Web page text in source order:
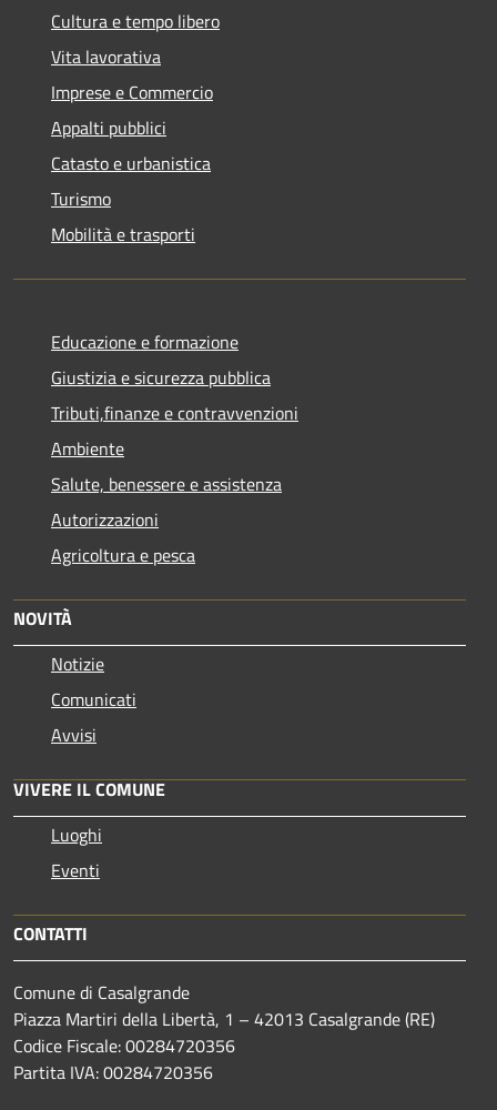
Cultura e tempo libero
Vita lavorativa
Imprese e Commercio
Appalti pubblici
Catasto e urbanistica
Turismo
Mobilità e trasporti
Educazione e formazione
Giustizia e sicurezza pubblica
Tributi,finanze e contravvenzioni
Ambiente
Salute, benessere e assistenza
Autorizzazioni
Agricoltura e pesca
NOVITÀ
Notizie
Comunicati
Avvisi
VIVERE IL COMUNE
Luoghi
Eventi
CONTATTI
Comune di Casalgrande
Piazza Martiri della Libertà, 1 – 42013 Casalgrande (RE)
Codice Fiscale: 00284720356
Partita IVA: 00284720356